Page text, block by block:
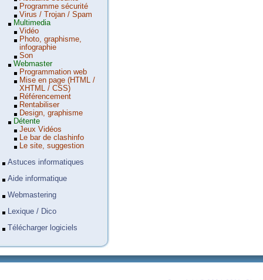
Programme sécurité
Virus / Trojan / Spam
Multimedia
Vidéo
Photo, graphisme,
infographie
Son
Webmaster
Programmation web
Mise en page (HTML /
XHTML / CSS)
Référencement
Rentabiliser
Design, graphisme
Détente
Jeux Vidéos
Le bar de clashinfo
Le site, suggestion
Astuces informatiques
Aide informatique
Webmastering
Lexique / Dico
Télécharger logiciels